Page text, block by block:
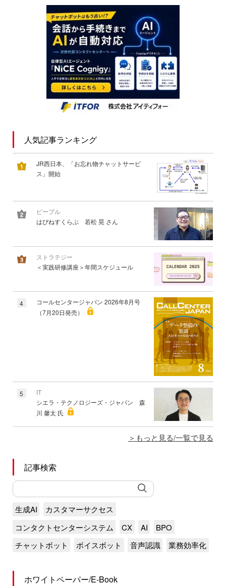
人気記事ランキング
JR西日本、「お忘れ物チャットサービ
ス」開始
ピープル
はぴねすくらぶ 若松 晃 さん
ストラテジー
＜実践研修講座＞年間スケジュール
4
コールセンタージャパン 2026年8月号
（7月20日発売）
5
IT
シエラ・テクノロジーズ・ジャパン 森
川 馨太 氏
もっと見る/一覧で見る
記事検索
生成AI
カスタマーサクセス
コンタクトセンターシステム
CX AI
BPO
チャットボット
ボイスボット 音声認識 業務効率化
ホワイトペーパー/E-Book